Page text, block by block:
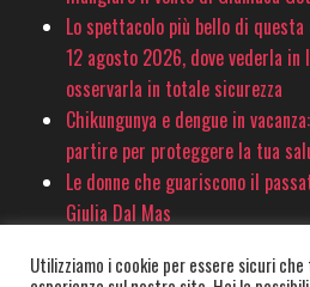
Lo spettacolo più bello di
12 agosto 2026, dove vederla
osservarla in totale sicurezza
Chikungunya e dengue in
partire per proteggere la tua
Le donne che guariscono il
Giulia Dal Mas
Utilizziamo i cookie per essere sicuri